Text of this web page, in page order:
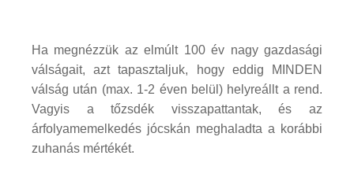
Ha megnézzük az elmúlt 100 év nagy gazdasági
válságait, azt tapasztaljuk, hogy eddig MINDEN
válság után (max. 1-2 éven belül) helyreállt a rend.
Vagyis a tőzsdék visszapattantak, és az
árfolyamemelkedés jócskán meghaladta a korábbi
zuhanás mértékét.